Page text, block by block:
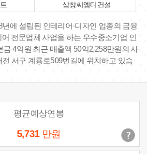
삼창씨엠디건설
년에 설립된 인테리어·디자인 업종의 금융
전문업체 사업을 하는 우수중소기업 인
금 4억원 최근 매출액 50억2,258만원의 사
전 서구 계룡로509번길에 위치하고 있습
평균예상연봉
5,731 만원